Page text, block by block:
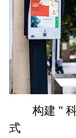
构建 "
式